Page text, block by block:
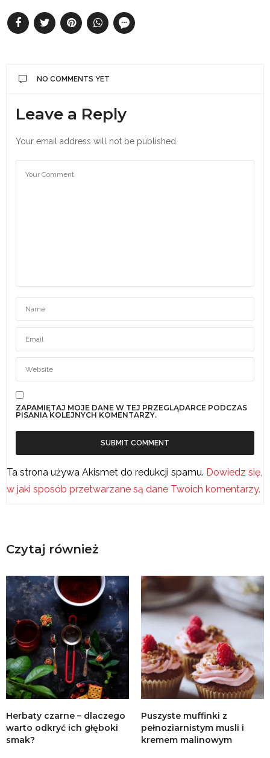
NO COMMENTS YET
Leave a Reply
Your email address will not be published.
ZAPAMIĘTAJ MOJE DANE W TEJ PRZEGLĄDARCE PODCZAS
PISANIA KOLEJNYCH KOMENTARZY.
Ta strona używa Akismet do redukcji spamu. Dowiedz się,
w jaki sposób przetwarzane są dane Twoich komentarzy.
Czytaj również
Herbaty czarne – dlaczego
warto odkryć ich głęboki
smak?
Puszyste muffinki z
pełnoziarnistym musli i
kremem malinowym